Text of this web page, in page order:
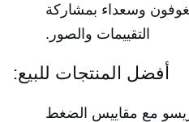
وسعداء بمشاركة
التقييمات والصور.
أفضل المنتجات للبيع:
مع مقاييس الضغط